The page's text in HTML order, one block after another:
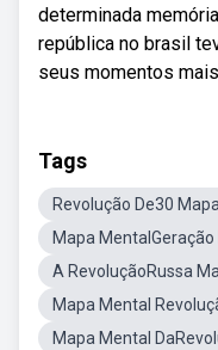
determinada
república no brasil
seus momentos
Tags
Revolução De30
Mapa MentalGeração
A RevoluçãoRussa
Mapa Mental
Mapa Mental